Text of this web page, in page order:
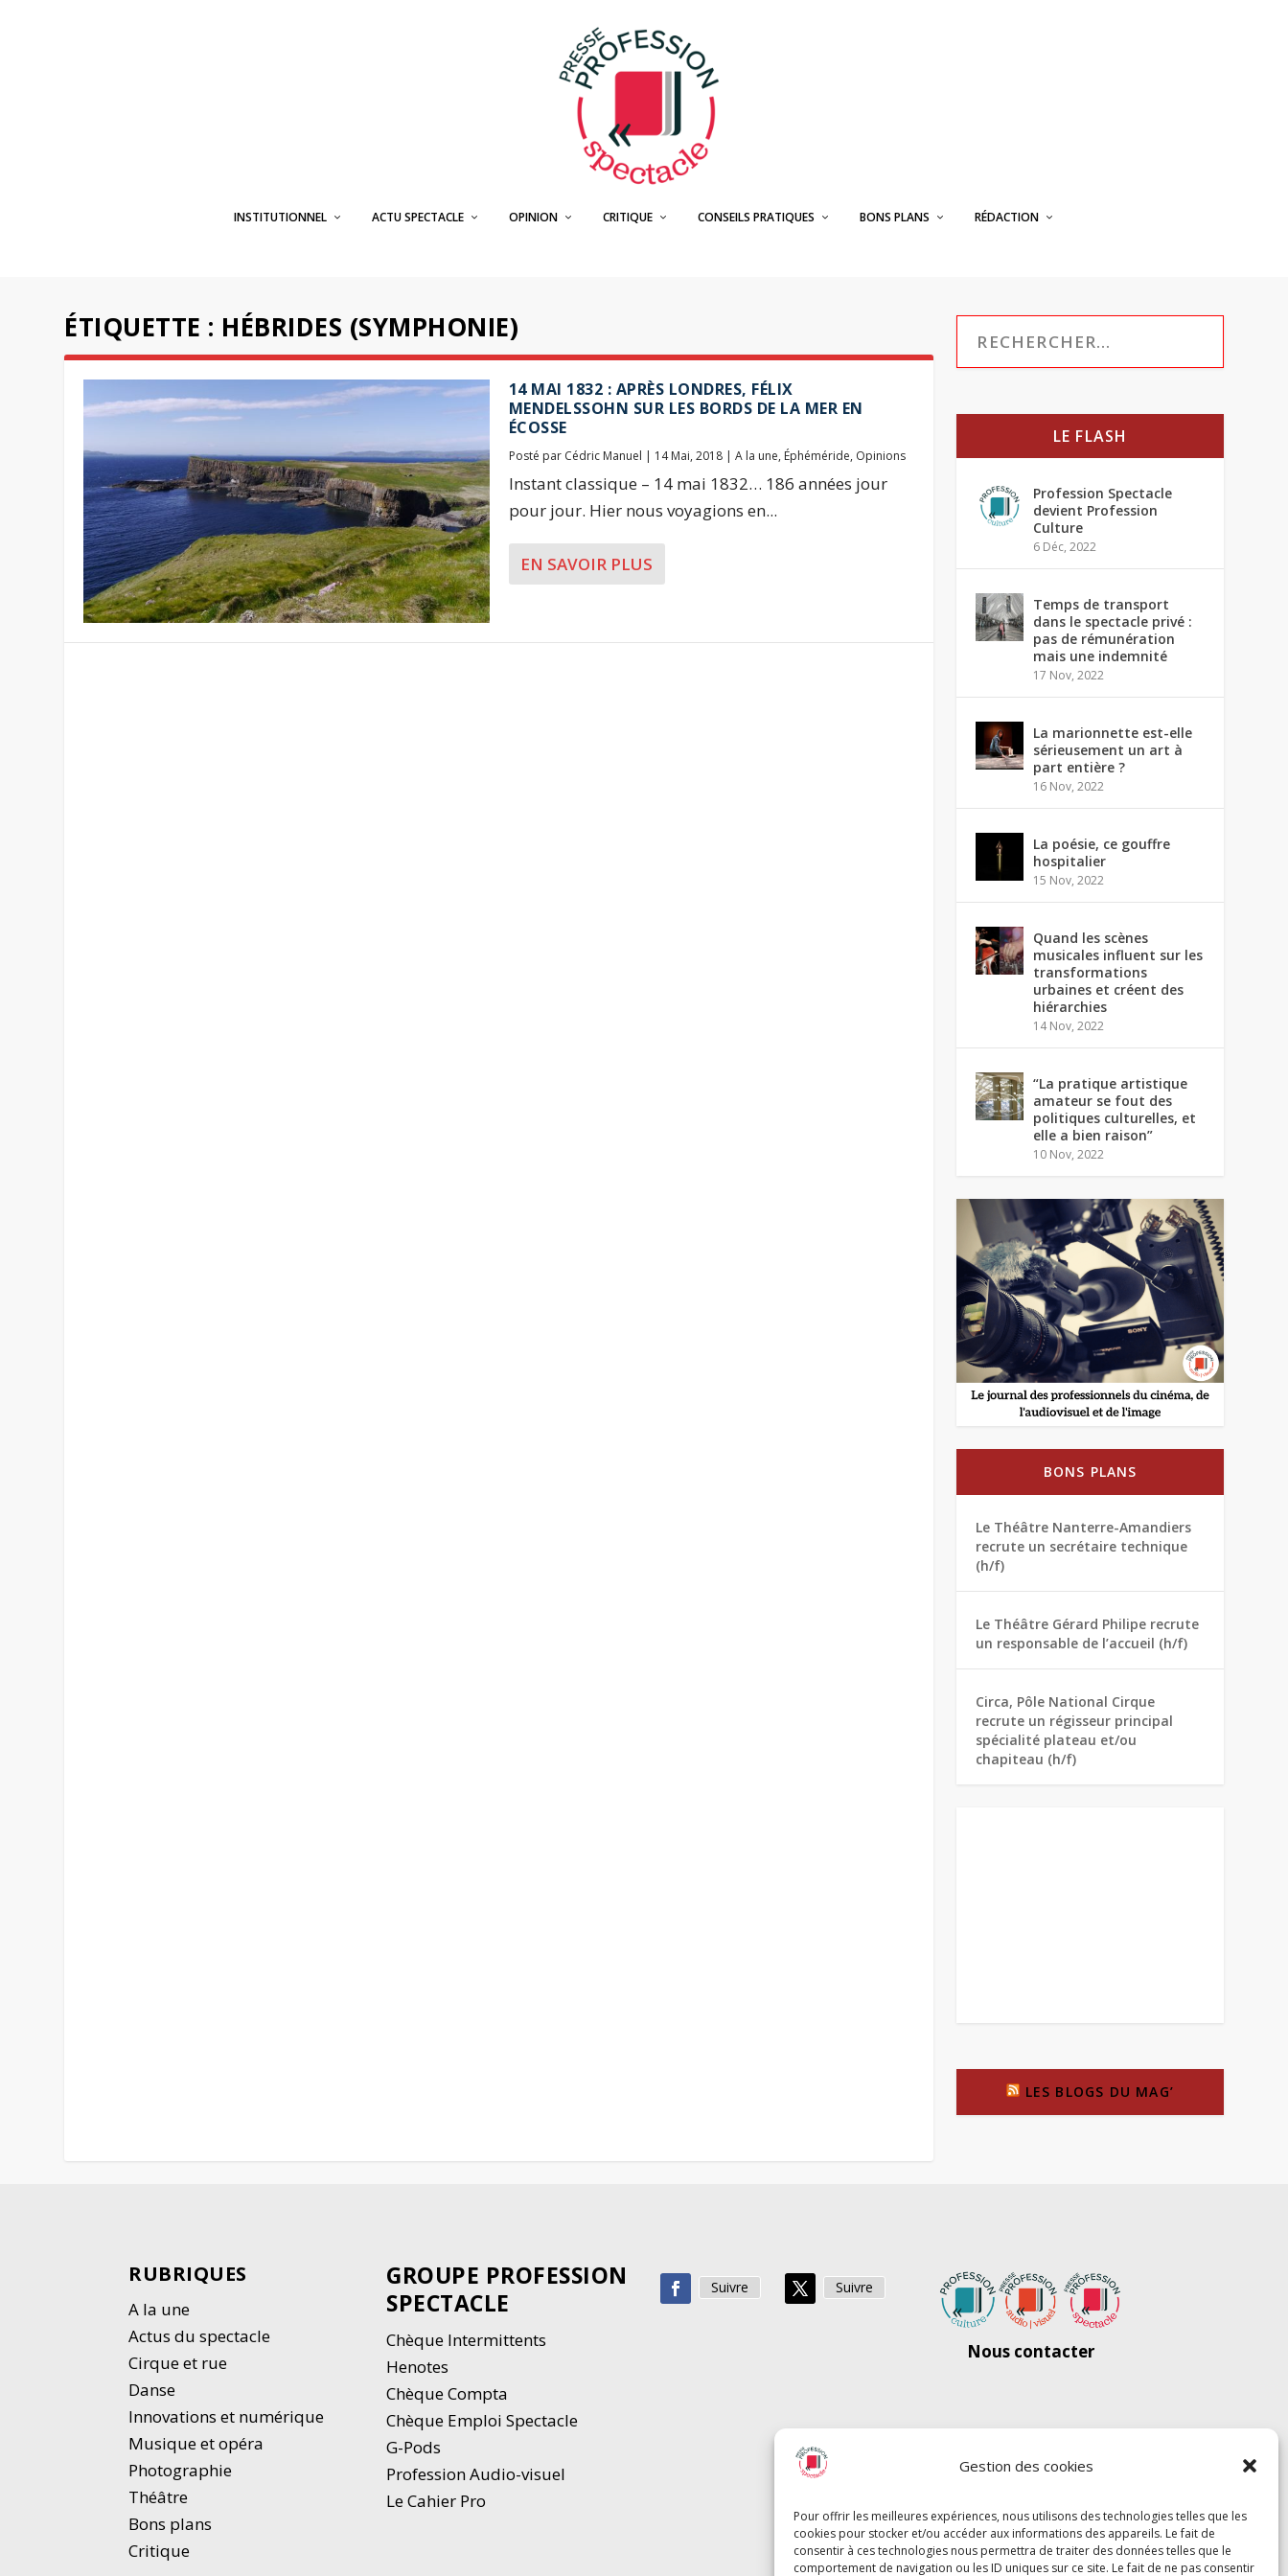
Gestion des cookies
Pour offrir les meilleures expériences, nous utilisons des technologies telles que les
cookies pour stocker et/ou accéder aux informations des appareils. Le fait de
consentir à ces technologies nous permettra de traiter des données telles que le
comportement de navigation ou les ID uniques sur ce site. Le fait de ne pas consentir
INSTITUTIONNEL ACTU SPECTACLE OPINION CRITIQUE CONSEILS PRATIQUES BONS PLANS RÉDACTION
ÉTIQUETTE : HÉBRIDES (SYMPHONIE)
14 MAI 1832 : APRÈS LONDRES, FÉLIX
MENDELSSOHN SUR LES BORDS DE LA MER EN
ÉCOSSE
Posté par Cédric Manuel | 14 Mai, 2018| A la une, Éphéméride, Opinions
Instant classique – 14 mai 1832… 186 années jour
pour jour. Hier nous voyagions en...
EN SAVOIR PLUS
LE FLASH
Profession Spectacle
devient Profession
Culture
6 Déc, 2022
Temps de transport
dans le spectacle privé :
pas de rémunération
mais une indemnité
17 Nov, 2022
La marionnette est-elle
sérieusement un art à
part entière ?
16 Nov, 2022
La poésie, ce gouffre
hospitalier
15 Nov, 2022
Quand les scènes
musicales influent sur les
transformations
urbaines et créent des
hiérarchies
14 Nov, 2022
“La pratique artistique
amateur se fout des
politiques culturelles, et
elle a bien raison”
10 Nov, 2022
BONS PLANS
Le Théâtre Nanterre-Amandiers
recrute un secrétaire technique
(h/f)
Le Théâtre Gérard Philipe recrute
un responsable de l’accueil (h/f)
Circa, Pôle National Cirque
recrute un régisseur principal
spécialité plateau et/ou
chapiteau (h/f)
LES BLOGS DU MAG’
RUBRIQUES
A la une
Actus du spectacle
Cirque et rue
Danse
Innovations et numérique
Musique et opéra
Photographie
Théâtre
Bons plans
Critique
GROUPE PROFESSION
SPECTACLE
Chèque Intermittents
Henotes
Chèque Compta
Chèque Emploi Spectacle
G-Pods
Profession Audio-visuel
Le Cahier Pro
Suivre Suivre
Nous contacter